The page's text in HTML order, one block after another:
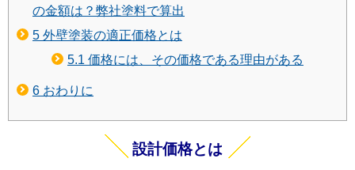
の金額は？弊社塗料で算出
5 外壁塗装の適正価格とは
5.1 価格には、その価格である理由がある
6 おわりに
設計価格とは